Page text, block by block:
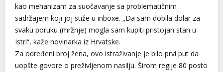
kao mehanizam za suočavanje sa problematičnim
sadržajem koji joj stiže u inboxe. „Da sam dobila dolar za
svaku poruku (mržnje) mogla sam kupiti pristojan stan u
Istri“, kaže novinarka iz Hrvatske.
Za određeni broj žena, ovo istraživanje je bilo prvi put da
uopšte govore o preživljenom nasilju. Širom regije 80 posto